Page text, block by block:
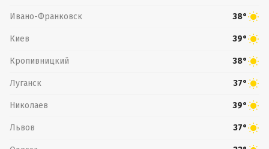
Ивано-Франковск 38°
Киев 39°
Кропивницкий 38°
Луганск 37°
Николаев 39°
Львов 37°